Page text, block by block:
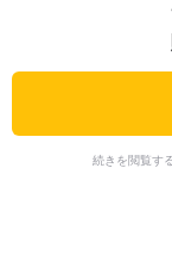
続きを閲覧す